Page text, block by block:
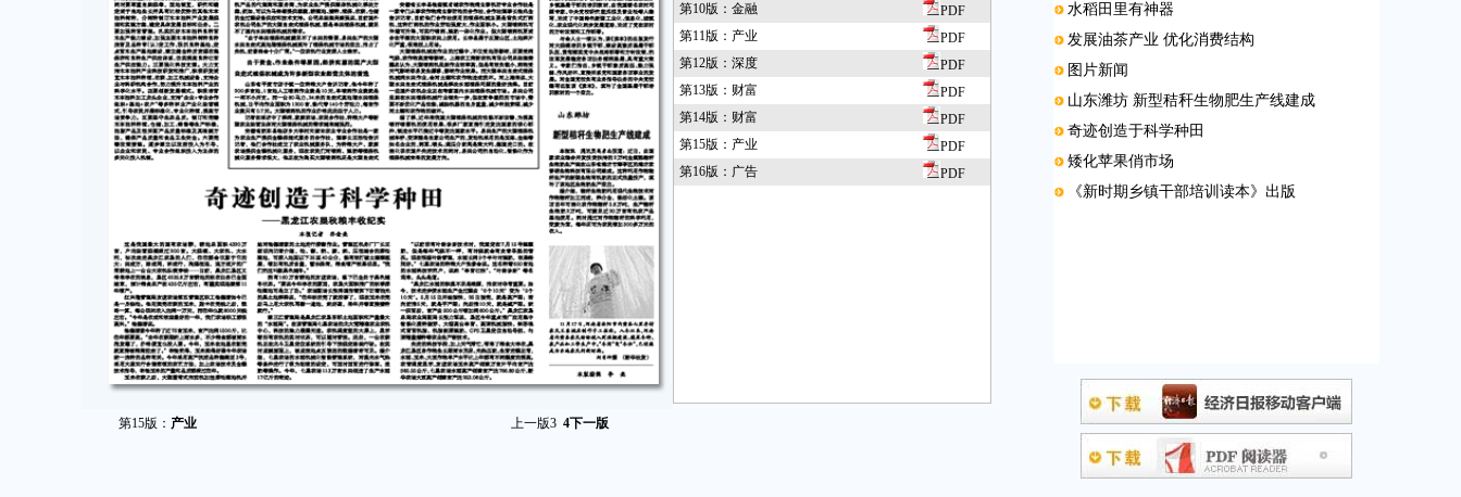
第15版： 产业 上一版3 4下一版
第10版：金融
PDF
第11版：产业
PDF
第12版：深度
PDF
第13版：财富
PDF
第14版：财富
PDF
第15版：产业
PDF
第16版：广告
PDF
水稻田里有神器
发展油茶产业 优化消费结构
图片新闻
山东潍坊 新型秸秆生物肥生产线建成
奇迹创造于科学种田
矮化苹果俏市场
《新时期乡镇干部培训读本》出版